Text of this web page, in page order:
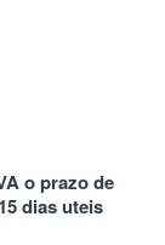
o prazo de
dias uteis